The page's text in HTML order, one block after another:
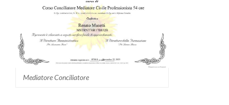
Mediatore Conciliatore